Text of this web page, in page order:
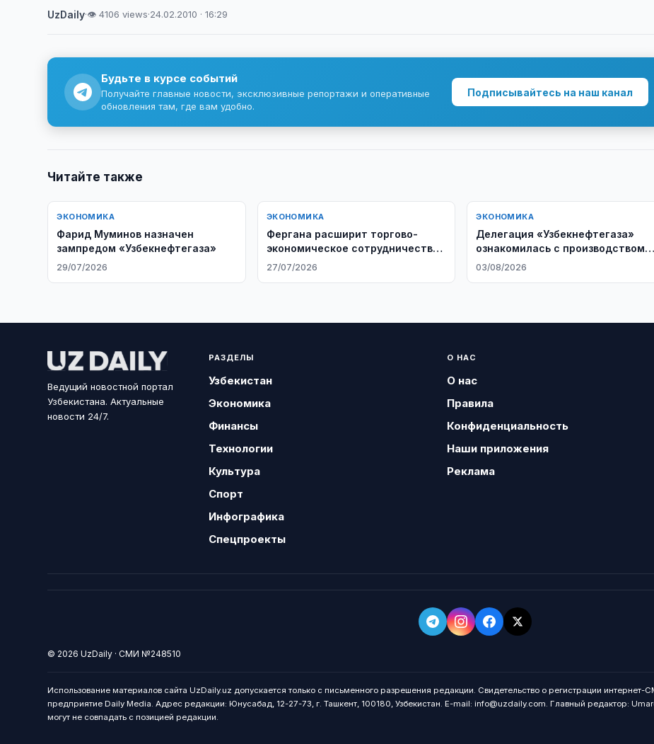
UzDaily·👁 4106 views·24.02.2010 · 16:29
Будьте в курсе событий
Получайте главные новости, эксклюзивные репортажи и оперативные
обновления там, где вам удобно.
Подписывайтесь на наш канал
Читайте также
ЭКОНОМИКА
Фарид Муминов назначен
зампредом «Узбекнефтегаза»
29/07/2026
ЭКОНОМИКА
Фергана расширит торгово-
экономическое сотрудничество
с Афганистаном
27/07/2026
ЭКОНОМИКА
Делегация «Узбекнефтегаза»
ознакомилась с производством
буровых установок на заводе
03/08/2026
Ведущий новостной портал
Узбекистана. Актуальные
новости 24/7.
РАЗДЕЛЫ
Узбекистан
Экономика
Финансы
Технологии
Культура
Спорт
Инфографика
Спецпроекты
О НАС
О нас
Правила
Конфиденциальность
Наши приложения
Реклама
© 2026 UzDaily · СМИ №248510
Использование материалов сайта UzDaily.uz допускается только с письменного разрешения редакции. Свидетельство о регистрации
предприятие Daily Media. Адрес редакции: Юнусабад, 12-27-73, г. Ташкент, 100180, Узбекистан. E-mail: info@uzdaily.com. Главный редактор:
могут не совпадать с позицией редакции.